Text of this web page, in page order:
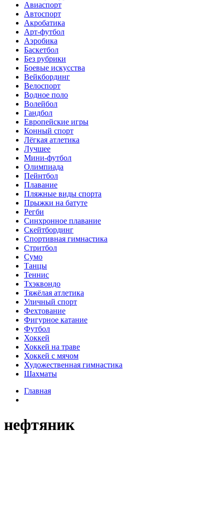
Авиаспорт
Автоспорт
Акробатика
Арт-футбол
Аэробика
Баскетбол
Без рубрики
Боевые искусства
Вейкбординг
Велоспорт
Водное поло
Волейбол
Гандбол
Европейские игры
Конный спорт
Лёгкая атлетика
Лучшее
Мини-футбол
Олимпиада
Пейнтбол
Плавание
Пляжные виды спорта
Прыжки на батуте
Регби
Синхронное плавание
Скейтбординг
Спортивная гимнастика
Стритбол
Сумо
Танцы
Теннис
Тхэквондо
Тяжёлая атлетика
Уличный спорт
Фехтование
Фигурное катание
Футбол
Хоккей
Хоккей на траве
Хоккей с мячом
Художественная гимнастика
Шахматы
Главная
нефтяник